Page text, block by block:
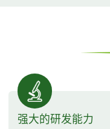
强大的研发能力